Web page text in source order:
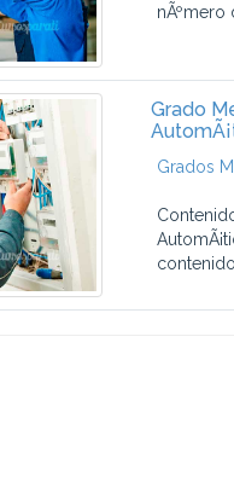
nÃºmero
Grado
Grados